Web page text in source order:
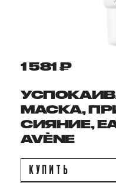
1 581 ₽
МАСКА,
СИЯНИЕ,
AVÈNE
КУПИТЬ